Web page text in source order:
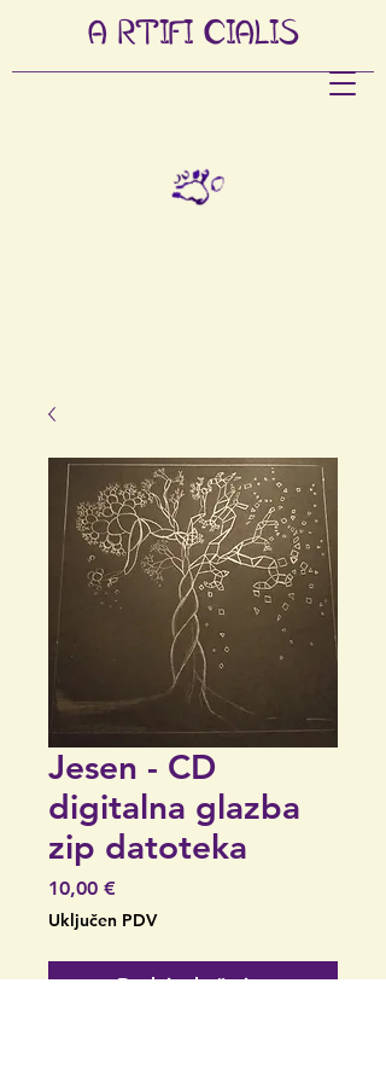
A RTIFI CIALIS
Jesen - CD
digitalna glazba
zip datoteka
10,00 €
Uključen PDV
Dodaj u košaricu